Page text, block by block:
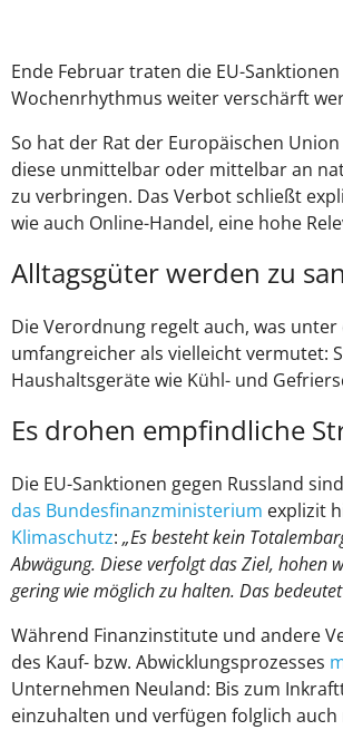
Ende Februar traten die EU-
Wochenrhythmus weiter verschärft
So hat der Rat der Europäischen
diese unmittelbar oder mittelbar an
zu verbringen. Das Verbot schließt
wie auch Online-Handel, eine hohe
Alltagsgüter werden zu
Die Verordnung regelt auch, was
umfangreicher als vielleicht vermutet:
Haushaltsgeräte wie Kühl- und
Es drohen empfindliche
Die EU-Sanktionen gegen Russland
das Bundesfinanzministerium explizit
Klimaschutz: „Es besteht kein
Abwägung. Diese verfolgt das Ziel, hohen
gering wie möglich zu halten. Das
Während Finanzinstitute und andere
des Kauf- bzw. Abwicklungsprozesses
Unternehmen Neuland: Bis zum
einzuhalten und verfügen folglich auch